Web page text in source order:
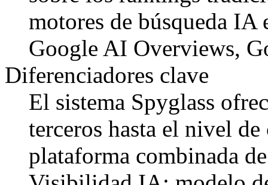
motores de búsqueda IA
Google AI Overviews,
Diferenciadores clave
El sistema Spyglass
terceros hasta el nivel
plataforma combinada